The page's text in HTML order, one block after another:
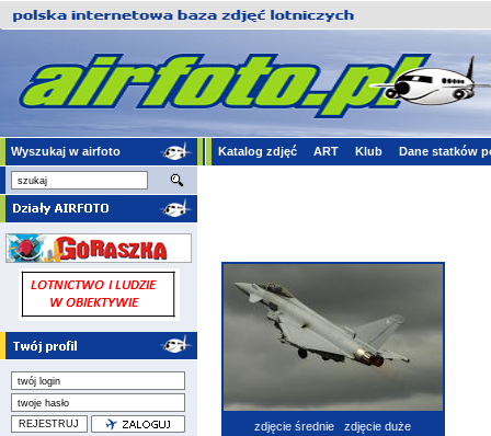
Wyszukaj w airfoto Katalog zdjęć ART Klub Dane statków
zdjęcie średnie zdjęcie duże